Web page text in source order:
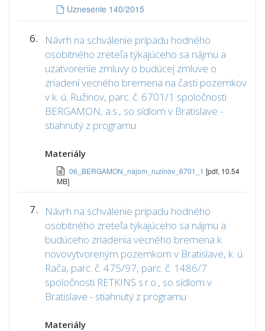
Uznesenie 140/2015
6.
Návrh na schválenie prípadu hodného
osobitného zreteľa týkajúceho sa nájmu a
uzatvorenie zmluvy o budúcej zmluve o
zriadení vecného bremena na časti pozemkov
v k. ú. Ružinov, parc. č. 6701/1 spoločnosti
BERGAMON, a.s., so sídlom v Bratislave -
stiahnutý z programu
Materiály
06_BERGAMON_najom_ruzinov_6701_1 [pdf, 10.54
MB]
7.
Návrh na schválenie prípadu hodného
osobitného zreteľa týkajúceho sa nájmu a
budúceho zriadenia vecného bremena k
novovytvoreným pozemkom v Bratislave, k. ú.
Rača, parc. č. 475/97, parc. č. 1486/7
spoločnosti RETKINS s.r.o., so sídlom v
Bratislave - stiahnutý z programu
Materiály